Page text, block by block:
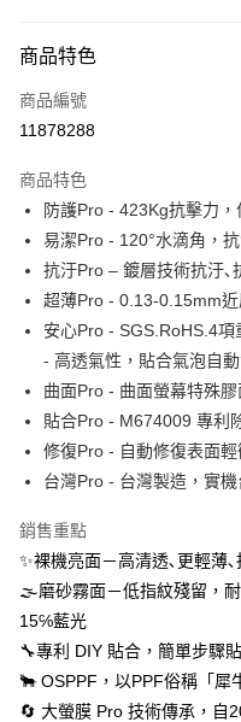
信用卡一次付款
超商取貨付款
運送方式
全家取貨付款
每筆NT$60，滿NT$390(含以
7-11取貨付款
每筆NT$60，滿NT$390(含
宅配
每筆NT$55，滿NT$390(含
國際配送
商品特色
商品編號
11878288
商品特色
防護Pro - 423Kg抗擊力，
易潔Pro - 120°水滴角，
抗汙Pro – 鍍層技術抗汙､
超薄Pro - 0.13-0.15mm
安心Pro - SGS.RoHS.4
- 高透氣性，貼合氣泡自
曲面Pro - 曲面螢幕特殊
貼合Pro - M674009 專利
修復Pro - 自動修復表面
台灣Pro - 台灣製造，實
銷售重點
✨裸機亮面－高清透､更輕薄
🌫磨砂霧面－低指紋殘留，
15℅藍光
🔧專利 DIY 貼合，簡單步驟
🐂 OSPPF，以PPF俗稱「犀
🔄 大螢膜 Pro 技術傳承，自